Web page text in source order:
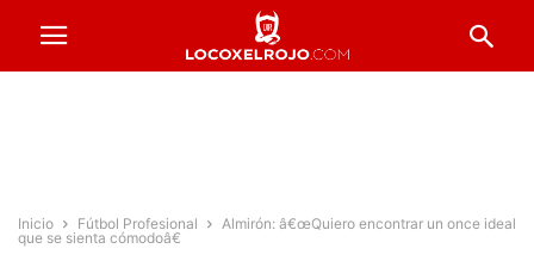
Inicio Fútbol Profesional
Almirón: â€œQuiero encontrar un once ideal
que se sienta cómodoâ€